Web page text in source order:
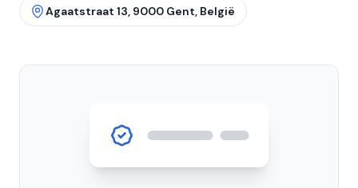
Agaatstraat 13, 9000 Gent, België